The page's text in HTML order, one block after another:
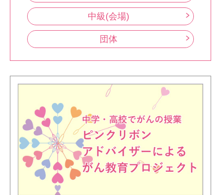
中級(会場)
団体